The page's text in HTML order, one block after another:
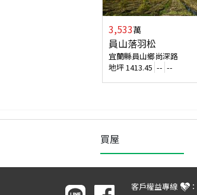
3,533萬
員山落羽松
宜蘭縣員山鄉尚深路
地坪1413.45 -- --
買屋
客戶權益專線 ：